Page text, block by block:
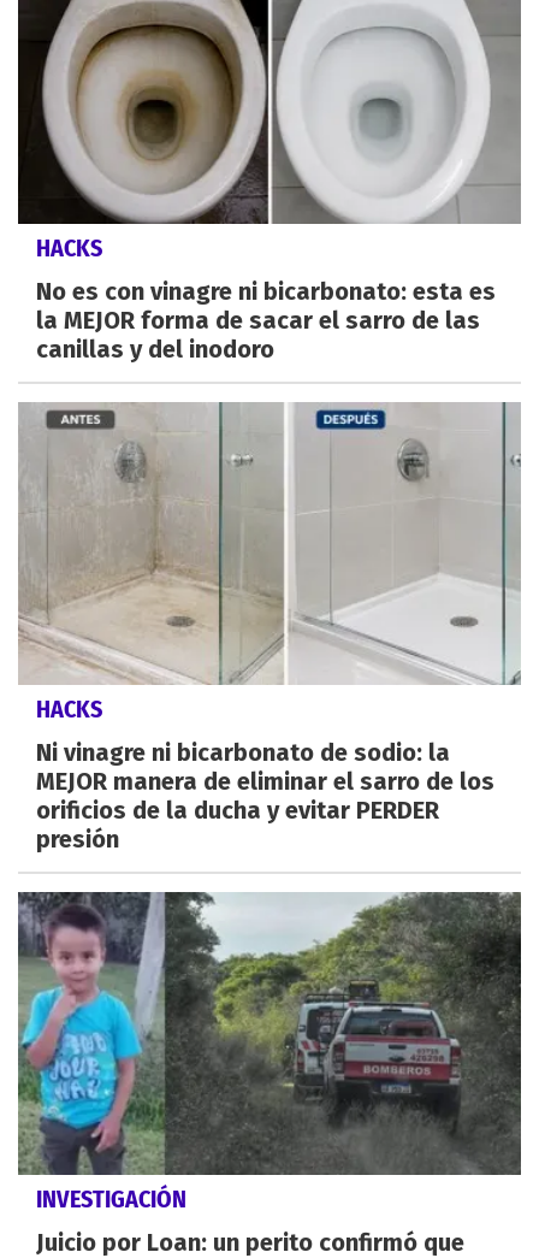
HACKS
No es con vinagre ni bicarbonato: esta es
la MEJOR forma de sacar el sarro de las
canillas y del inodoro
HACKS
Ni vinagre ni bicarbonato de sodio: la
MEJOR manera de eliminar el sarro de los
orificios de la ducha y evitar PERDER
presión
INVESTIGACIÓN
Juicio por Loan: un perito confirmó que